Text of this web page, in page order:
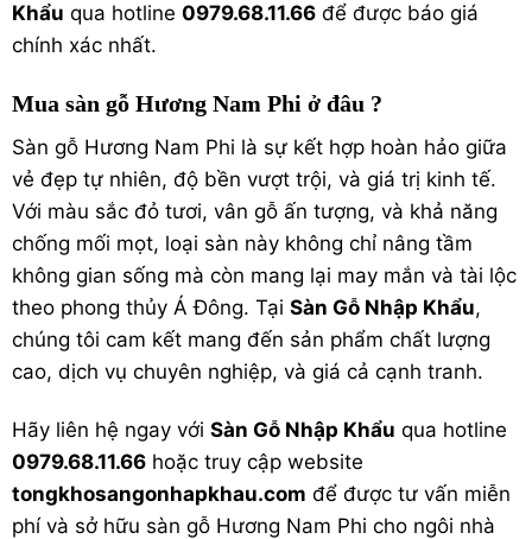
Khẩu qua hotline 0979.68.11.66 để được báo giá
chính xác nhất.
Mua sàn gỗ Hương Nam Phi ở đâu ?
Sàn gỗ Hương Nam Phi là sự kết hợp hoàn hảo giữa
vẻ đẹp tự nhiên, độ bền vượt trội, và giá trị kinh tế.
Với màu sắc đỏ tươi, vân gỗ ấn tượng, và khả năng
chống mối mọt, loại sàn này không chỉ nâng tầm
không gian sống mà còn mang lại may mắn và tài lộc
theo phong thủy Á Đông. Tại Sàn Gỗ Nhập Khẩu,
chúng tôi cam kết mang đến sản phẩm chất lượng
cao, dịch vụ chuyên nghiệp, và giá cả cạnh tranh.
Hãy liên hệ ngay với Sàn Gỗ Nhập Khẩu qua hotline
0979.68.11.66 hoặc truy cập website
tongkhosangonhapkhau.com để được tư vấn miễn
phí và sở hữu sàn gỗ Hương Nam Phi cho ngôi nhà